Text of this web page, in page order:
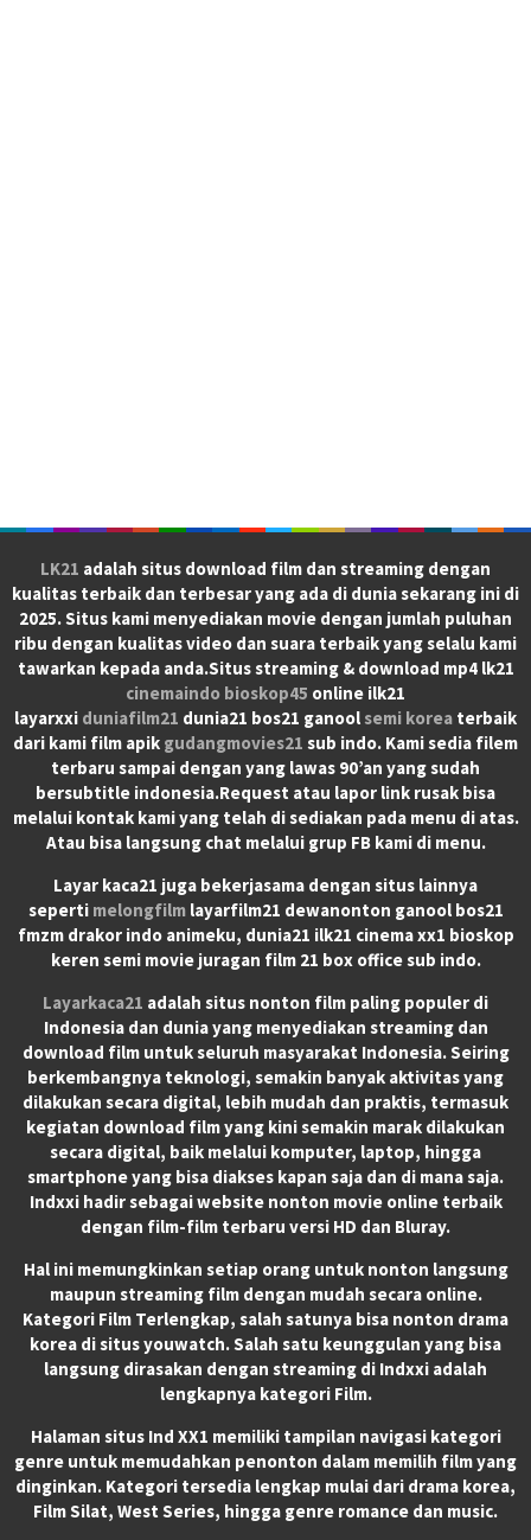
LK21 adalah situs download film dan streaming dengan
kualitas terbaik dan terbesar yang ada di dunia sekarang ini di
2025. Situs kami menyediakan movie dengan jumlah puluhan
ribu dengan kualitas video dan suara terbaik yang selalu kami
tawarkan kepada anda.Situs streaming & download mp4 lk21
cinemaindo bioskop45 online ilk21
layarxxi duniafilm21 dunia21 bos21 ganool semi korea terbaik
dari kami film apik gudangmovies21 sub indo. Kami sedia filem
terbaru sampai dengan yang lawas 90’an yang sudah
bersubtitle indonesia.Request atau lapor link rusak bisa
melalui kontak kami yang telah di sediakan pada menu di atas.
Atau bisa langsung chat melalui grup FB kami di menu.
Layar kaca21 juga bekerjasama dengan situs lainnya
seperti melongfilmlayarfilm21 dewanonton ganool bos21
fmzm drakor indo animeku, dunia21 ilk21 cinema xx1 bioskop
keren semi movie juragan film 21 box office sub indo.
Layarkaca21 adalah situs nonton film paling populer di
Indonesia dan dunia yang menyediakan streaming dan
download film untuk seluruh masyarakat Indonesia. Seiring
berkembangnya teknologi, semakin banyak aktivitas yang
dilakukan secara digital, lebih mudah dan praktis, termasuk
kegiatan download film yang kini semakin marak dilakukan
secara digital, baik melalui komputer, laptop, hingga
smartphone yang bisa diakses kapan saja dan di mana saja.
Indxxi hadir sebagai website nonton movie online terbaik
dengan film-film terbaru versi HD dan Bluray.
Hal ini memungkinkan setiap orang untuk nonton langsung
maupun streaming film dengan mudah secara online.
Kategori Film Terlengkap, salah satunya bisa nonton drama
korea di situs youwatch. Salah satu keunggulan yang bisa
langsung dirasakan dengan streaming di Indxxi adalah
lengkapnya kategori Film.
Halaman situs Ind XX1 memiliki tampilan navigasi kategori
genre untuk memudahkan penonton dalam memilih film yang
dinginkan. Kategori tersedia lengkap mulai dari drama korea,
Film Silat, West Series, hingga genre romance dan music.